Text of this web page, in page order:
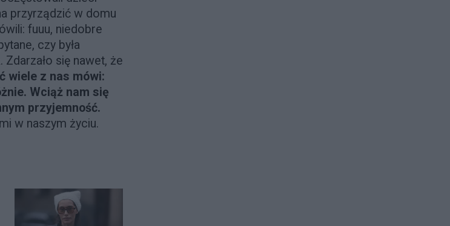
przyrządzić w domu
fuuu, niedobre
czy była
się nawet, że
wiele z nas mówi:
Wciąż nam się
przyjemność.
w naszym życiu.